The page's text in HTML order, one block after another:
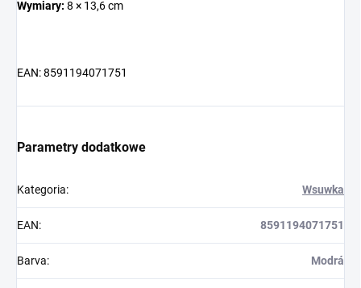
Wymiary: 8 × 13,6 cm
EAN: 8591194071751
Parametry dodatkowe
Kategoria: Wsuwka
EAN: 8591194071751
Barva: Modrá